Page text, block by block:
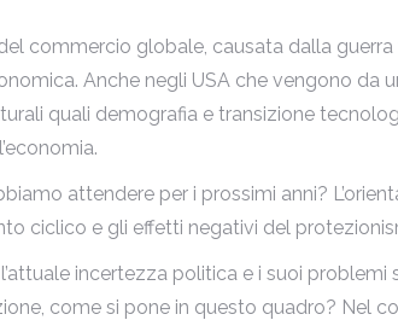
commercio globale, causata dalla
Anche negli USA che vengono da
quali demografia e transizione
attendere per i prossimi anni?
ciclico e gli effetti negativi del
l’attuale incertezza politica e i suoi
come si pone in questo quadro? Nel